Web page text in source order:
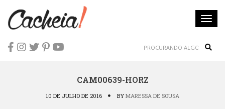
CAM00639-HORZ
10 DE JULHO DE 2016 BY MARESSA DE SOUSA